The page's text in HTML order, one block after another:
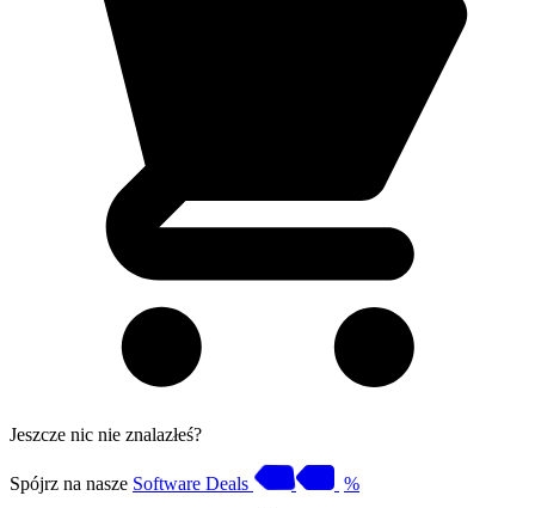
Jeszcze nic nie znalazłeś?
Spójrz na nasze Software Deals %